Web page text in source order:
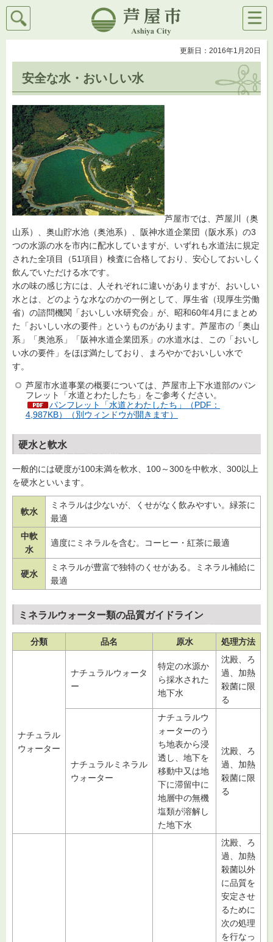
芦屋市
検索
メニ
ュー
更新日：2016年1月20日
安全な水・おいしい水
芦屋市では、芦屋川（奥
山系）、奥山貯水池（奥池系）、阪神水道企業団（阪水系）の3
つの水源の水を市内に配水していますが、いずれも水道法に規定
された全項目（51項目）検査に合格しており、安心しておいしく
飲んでいただける水です。
水の味の感じ方には、人それぞれに違いがありますが、おいしい
水とは、どのような水なのかの一例として、厚生省（現厚生労働
省）の諮問機関「おいしい水研究会」が、昭和60年4月にまとめ
た「おいしい水の要件」というものがあります。芦屋市の「奥山
系」「奥池系」「阪神水道企業団系」の水道水は、この「おいし
い水の要件」をほぼ満たしており、まろやかでおいしい水で
す。
芦屋市水道事業の概要については、芦屋市上下水道部のパン
フレット「水道とわたしたち」をご参考ください。
パンフレット「水道とわたしたち」（PDF：
4,987KB）（別ウィンドウが開きます）
硬水と軟水
一般的には硬度が100未満を軟水、100～300を中軟水、300以上
を硬水といいます。
軟水
ミネラルは少ないが、くせがなく飲みやすい。緑茶に
最適
中軟
水
適度にミネラルを含む。コーヒー・紅茶に最適
硬水
ミネラルが豊富で独特のくせがある。ミネラル補給に
最適
ミネラルウォーター類の品質ガイドライン
分類 品名 原水 処理方法
ナチュラル
ウォーター
ナチュラルウォータ
ー
特定の水源か
ら採水された
地下水
沈殿、ろ
過、加熱
殺菌に限
る
ナチュラルミネラル
ウォーター
ナチュラルウ
ォーターのう
ち地表から浸
透し、地下を
移動中又は地
下に滞留中に
地層中の無機
塩類が溶解し
た地下水
沈殿、ろ
過、加熱
殺菌に限
る
沈殿、ろ
過、加熱
殺菌以外
に品質を
安定させ
るために
次の処理
を行なっ